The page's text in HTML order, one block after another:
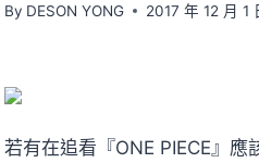
By DESON YONG 2017 年 12 月 1
若有在追看『ONE PIECE』